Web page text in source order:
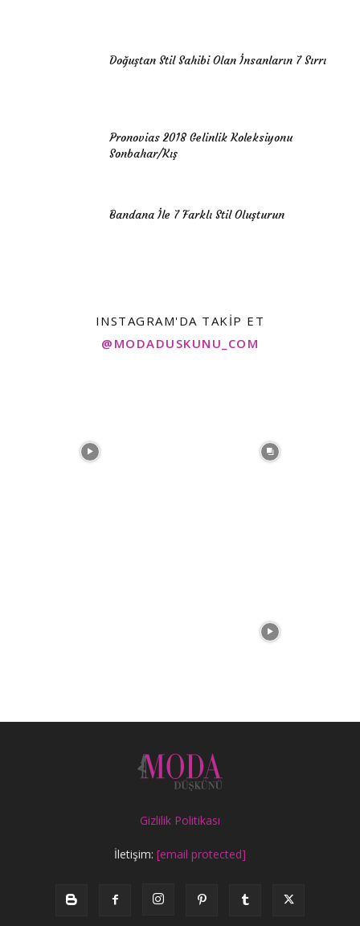
Doğuştan Stil Sahibi Olan İnsanların 7 Sırrı
Pronovias 2018 Gelinlik Koleksiyonu
Sonbahar/Kış
Bandana İle 7 Farklı Stil Oluşturun
INSTAGRAM'DA TAKIP ET
@MODADUSKUNU_COM
Gizlilik Politikası
İletişim: [email protected]